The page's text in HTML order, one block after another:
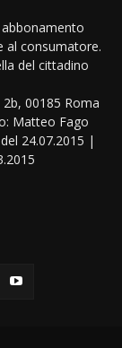
abbonamento
al consumatore.
del cittadino
00185 Roma
Matteo Fago
24.07.2015 |